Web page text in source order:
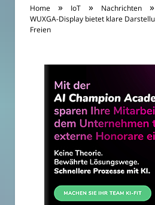
Home » IoT » Nachrichten »
WUXGA-Display bietet klare
Freien